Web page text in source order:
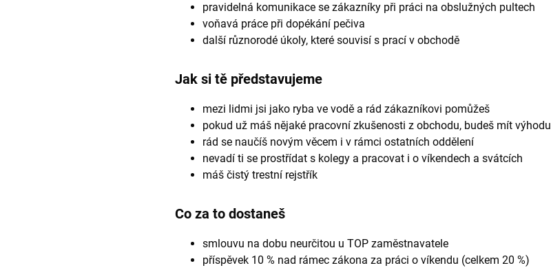
pravidelná komunikace se zákazníky při práci na obslužných pultech
voňavá práce při dopékání pečiva
další různorodé úkoly, které souvisí s prací v obchodě
Jak si tě představujeme
mezi lidmi jsi jako ryba ve vodě a rád zákazníkovi pomůžeš
pokud už máš nějaké pracovní zkušenosti z obchodu, budeš mít výhodu
rád se naučíš novým věcem i v rámci ostatních oddělení
nevadí ti se prostřídat s kolegy a pracovat i o víkendech a svátcích
máš čistý trestní rejstřík
Co za to dostaneš
smlouvu na dobu neurčitou u TOP zaměstnavatele
příspěvek 10 % nad rámec zákona za práci o víkendu (celkem 20 %)